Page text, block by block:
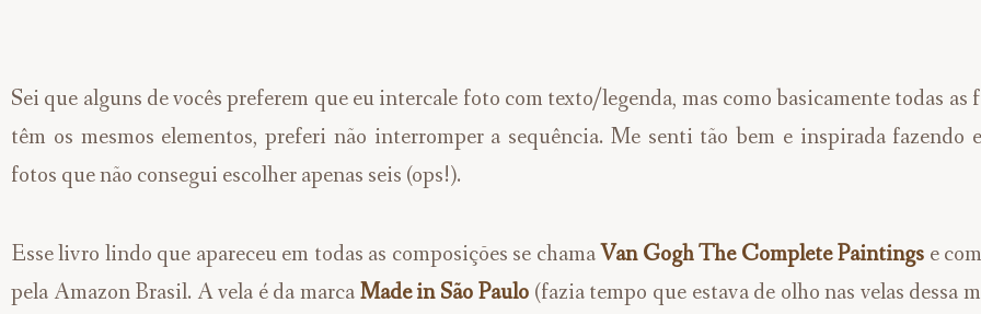
Sei que alguns de vocês preferem que eu intercale foto com texto/legenda, mas como basicamente todas as
têm os mesmos elementos, preferi não interromper a sequência. Me senti tão bem e inspirada fazendo
fotos que não consegui escolher apenas seis (ops!).
Esse livro lindo que apareceu em todas as composições se chamaVan Gogh The Complete Paintings e
pela Amazon Brasil. A vela é da marcaMade in São Paulo (fazia tempo que estava de olho nas velas dessa